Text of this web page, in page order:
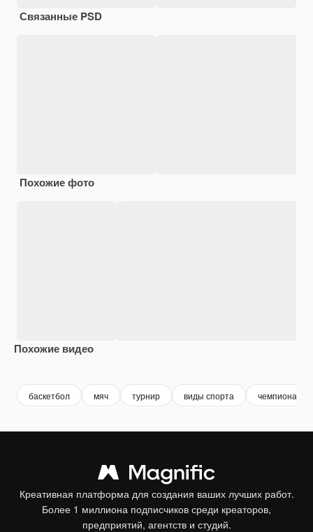
Связанные PSD
Похожие фото
Похожие видео
баскетбол мяч турнир виды спорта чемпионат
Креативная платформа для создания ваших лучших работ.
Более 1 миллиона подписчиков среди креаторов,
предприятий, агентств и студий.